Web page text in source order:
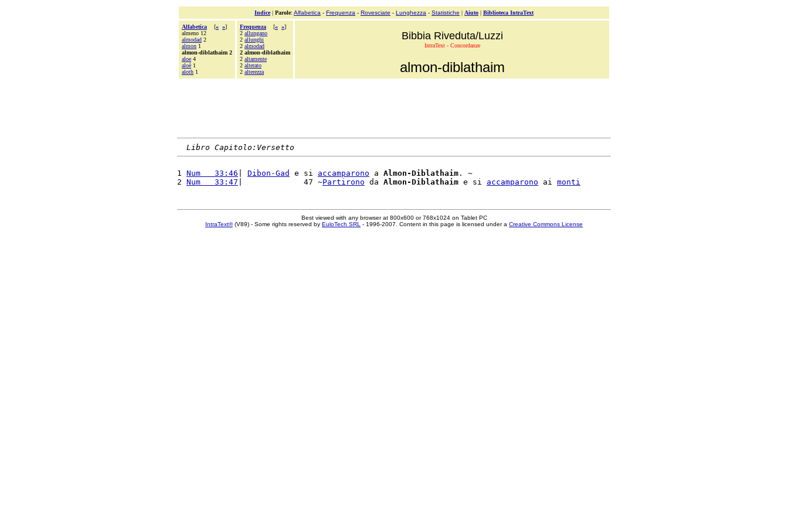
Indice| Parole: Alfabetica - Frequenza - Rovesciate - Lunghezza - Statistiche | Aiuto | Biblioteca IntraText
Alfabetica [« »]
almeno 12
almodad 2
almon 1
almon-diblathaim 2
aloe 4
aloè 1
aloth 1
Frequenza [« »]
2 allungano
2 allunghi
2 almodad
2 almon-diblathaim
2 altamente
2 alterato
2 alterezza
Bibbia Riveduta/Luzzi
IntraText - Concordanze
almon-diblathaim
Libro Capitolo:Versetto
1 Num   33:46 Dibon-Gad e si accamparono a Almon-Diblathaim . ~
2 Num   33:47 |             47 ~Partirono da Almon-Diblathaim e si accamparono ai monti
Best viewed with any browser at 800x600 or 768x1024 on Tablet PC
IntraText®(V89) - Some rights reserved by EuloTech SRL - 1996-2007. Content in this page is licensed under a Creative Commons License